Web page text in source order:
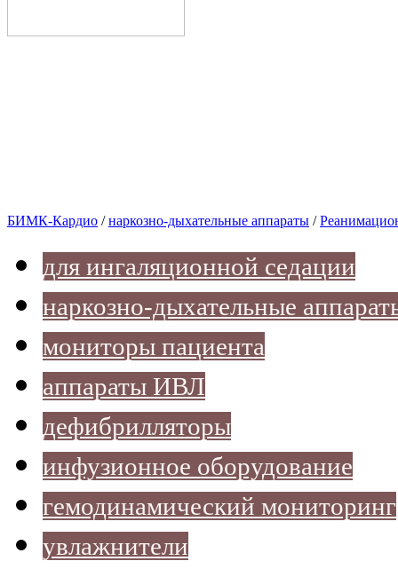
БИМК-Кардио /наркозно-дыхательные аппараты /
для ингаляционной седации
наркозно-дыхательные
мониторы пациента
аппараты ИВЛ
дефибрилляторы
инфузионное оборудование
гемодинамический мониторинг
увлажнители